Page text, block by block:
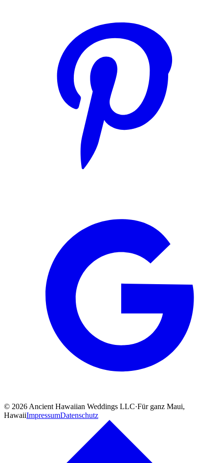
© 2026 Ancient Hawaiian Weddings LLC·Für ganz Maui,
HawaiiImpressumDatenschutz